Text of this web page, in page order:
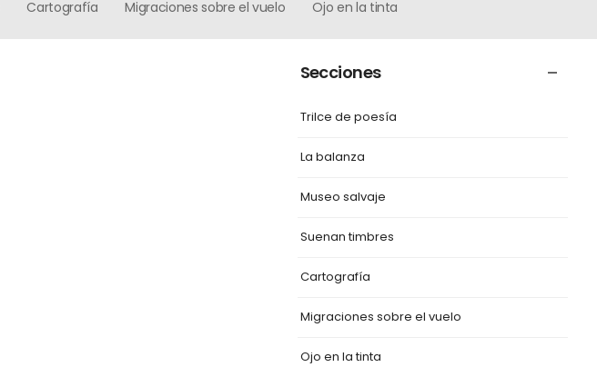
Cartografía Migraciones sobre el vuelo Ojo en la tinta
Secciones
Trilce de poesía
La balanza
Museo salvaje
Suenan timbres
Cartografía
Migraciones sobre el vuelo
Ojo en la tinta